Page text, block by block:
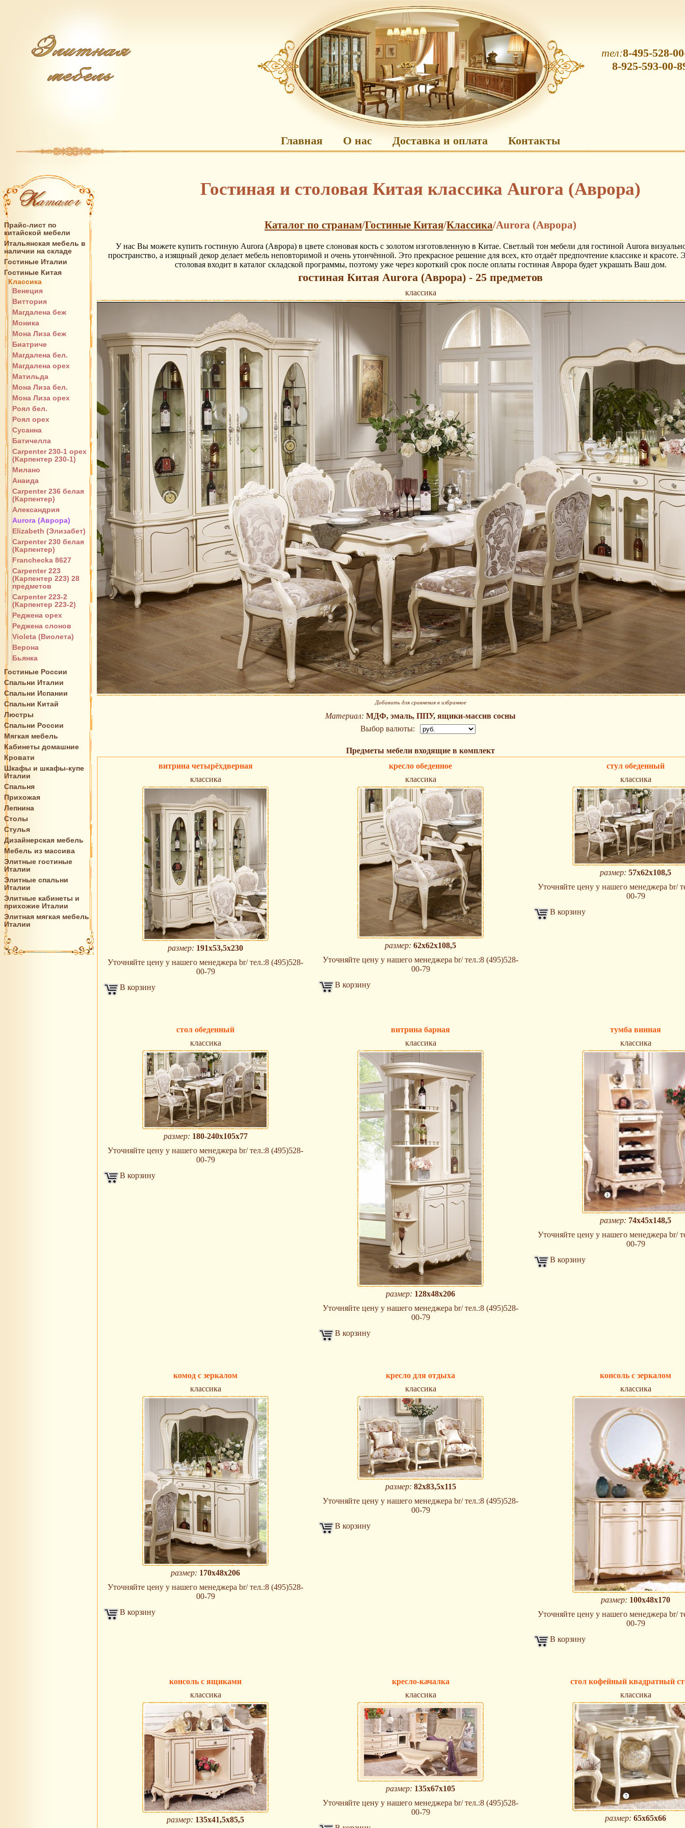
Главная О нас Доставка и оплата Контакты
тел:8-495-528-
8-925-593-00-
Прайс-лист по
китайской мебели
Итальянская мебель в
наличии на складе
Гостиные Италии
Гостиные Китая
Классика
Венеция
Виттория
Магдалена беж
Моника
Мона Лиза беж
Биатриче
Магдалена бел.
Магдалена орех
Матильда
Мона Лиза бел.
Мона Лиза орех
Роял бел.
Роял орех
Сусанна
Батичелла
Carpenter 230-1 орех
(Карпентер 230-1)
Милано
Анаида
Carpenter 236 белая
(Карпентер)
Александрия
Aurora (Аврора)
Elizabeth (Элизабет)
Carpenter 230 белая
(Карпентер)
Franchecka 8627
Carpenter 223
(Карпентер 223) 28
предметов
Carpenter 223-2
(Карпентер 223-2)
Реджена орех
Реджена слонов
Violeta (Виолета)
Верона
Бьянка
Гостиные России
Спальни Италии
Спальни Испании
Спальни Китай
Люстры
Спальни России
Мягкая мебель
Кабинеты домашние
Кровати
Шкафы и шкафы-купе
Италии
Спальня
Прихожая
Лепнина
Столы
Стулья
Дизайнерская мебель
Мебель из массива
Элитные гостиные
Италии
Элитные спальни
Италии
Элитные кабинеты и
прихожие Италии
Элитная мягкая мебель
Италии
Гостиная и столовая Китая классика Aurora (Аврора)
Каталог по странам/Гостиные Китая/Классика/Aurora (Аврора)
У нас Вы можете купить гостиную Aurora (Аврора) в цвете слоновая кость с золотом изготовленную в Китае. Светлый тон мебели для гостиной Aurora
пространство, а изящный декор делает мебель неповторимой и очень утончённой. Это прекрасное решение для всех, кто отдаёт предпочтение классике и красоте.
столовая входит в каталог складской программы, поэтому уже через короткий срок после оплаты гостиная Аврора будет украшать Ваш дом.
гостиная Китая Aurora (Аврора) - 25 предметов
классика
Добавить для сравнения в избранное
Материал: МДФ, эмаль, ППУ, ящики-массив сосны
Выбор валюты:
Предметы мебели входящие в комплект
витрина четырёхдверная
классика
размер: 191х53,5х230
Уточняйте цену у нашего менеджера br/ тел.:8 (495)528-
00-79
В корзину
кресло обеденное
классика
размер: 62х62х108,5
Уточняйте цену у нашего менеджера br/ тел.:8 (495)528-
00-79
В корзину
стул обеденный
классика
размер: 57х62х108,5
Уточняйте цену у нашего менеджера br/
00-79
В корзину
стол обеденный
классика
размер: 180-240х105х77
Уточняйте цену у нашего менеджера br/ тел.:8 (495)528-
00-79
В корзину
витрина барная
классика
размер: 128х48х206
Уточняйте цену у нашего менеджера br/ тел.:8 (495)528-
00-79
В корзину
тумба винная
классика
размер: 74х45х148,5
Уточняйте цену у нашего менеджера br/
00-79
В корзину
комод с зеркалом
классика
размер: 170х48х206
Уточняйте цену у нашего менеджера br/ тел.:8 (495)528-
00-79
В корзину
кресло для отдыха
классика
размер: 82х83,5х115
Уточняйте цену у нашего менеджера br/ тел.:8 (495)528-
00-79
В корзину
консоль с зеркалом
классика
размер: 100х48х170
Уточняйте цену у нашего менеджера br/
00-79
В корзину
консоль с ящиками
классика
размер: 135х41,5х85,5
кресло-качалка
классика
размер: 135х67х105
Уточняйте цену у нашего менеджера br/ тел.:8 (495)528-
00-79
стол кофейный квадратный
классика
размер: 65х65х66